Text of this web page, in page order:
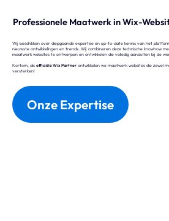
Professionele Maatwerk in Wix-
Wij beschikken over diepgaande expertise en up-to-date kennis van het
nieuwste ontwikkelingen en trends. Wij combineren deze technische knowhow
maatwerk websites te ontwerpen en ontwikkelen die volledig aansluiten bij de
Kortom, als officiële Wix Partner ontwikkelen we maatwerk websites die zowel
versterken!
Onze Expertise